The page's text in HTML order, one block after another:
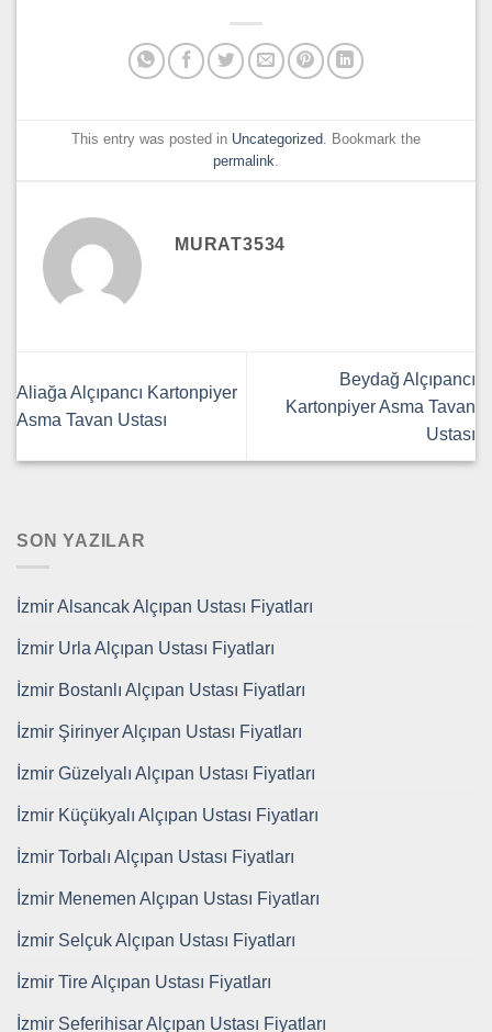
This entry was posted in Uncategorized . Bookmark the
permalink
MURAT3534
Aliağa Alçıpancı Kartonpiyer
Asma Tavan Ustası
Beydağ Alçıpancı
Kartonpiyer Asma Tavan
Ustası
SON YAZILAR
İzmir Alsancak Alçıpan Ustası Fiyatları
İzmir Urla Alçıpan Ustası Fiyatları
İzmir Bostanlı Alçıpan Ustası Fiyatları
İzmir Şirinyer Alçıpan Ustası Fiyatları
İzmir Güzelyalı Alçıpan Ustası Fiyatları
İzmir Küçükyalı Alçıpan Ustası Fiyatları
İzmir Torbalı Alçıpan Ustası Fiyatları
İzmir Menemen Alçıpan Ustası Fiyatları
İzmir Selçuk Alçıpan Ustası Fiyatları
İzmir Tire Alçıpan Ustası Fiyatları
İzmir Seferihisar Alçıpan Ustası Fiyatları